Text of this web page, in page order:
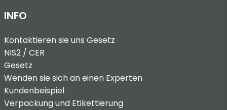
INFO
Kontaktieren sie uns Gesetz
NIS2 / CER
Gesetz
Wenden sie sich an einen Experten
Kundenbeispiel
Verpackung und Etikettierung